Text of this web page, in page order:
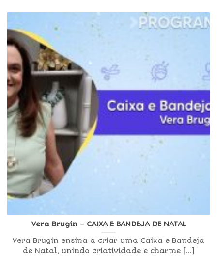
Vera Brugin – CAIXA E BANDEJA DE NATAL
Vera Brugin ensina a criar uma Caixa e Bandeja
de Natal, unindo criatividade e charme [...]